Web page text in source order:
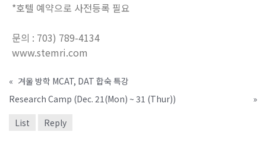
*호텔 예약으로 사전등록 필요
문의 : 703) 789-4134
www.stemri.com
« 겨울 방학 MCAT, DAT 합숙 특강
Research Camp (Dec. 21(Mon) ~ 31 (Thur))
»
List
Reply